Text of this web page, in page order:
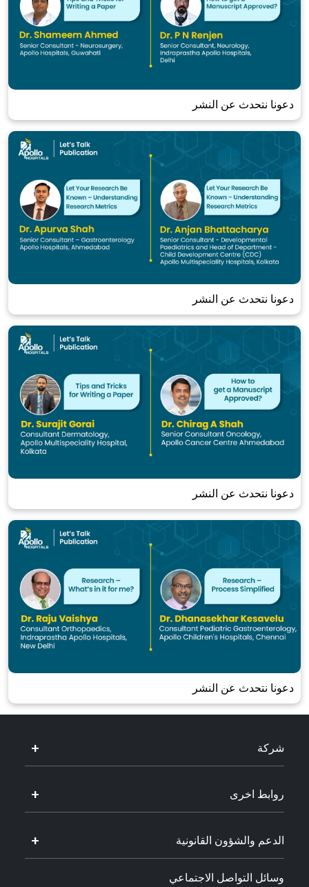
دعونا نتحدث عن النشر
دعونا نتحدث عن النشر
دعونا نتحدث عن النشر
دعونا نتحدث عن النشر
شركة
روابط اخرى
الدعم والشؤون القانونية
وسائل التواصل الاجتماعي